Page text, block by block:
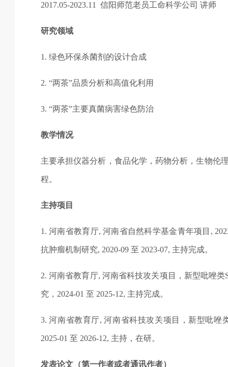
2017.05-2023.11 信阳师范老员工命科学公司 讲师
研究领域
1. 绿色环保杀菌剂的设计合成
2. “两茶”品质分析和高值化利用
3. “两茶”主要真菌病害绿色防治
教学情况
主要承担仪器分析，食品化学，药物分析，生物伦
程。
主持项目
1.河南省教育厅,河南省自然科学基金青年项目 ,
抗肿瘤机制研究, 2020-09 至 2023-07, 主持完成。
2. 河南省教育厅, 河南省科技攻关项目，新型吡唑类
究， 2024-01 至 2025-12, 主持完成。
3.河南省教育厅,河南省科技攻关项目，新型吡唑
2025-01 至 2026-12, 主持，在研。
发表论文（第一作者或者通讯作者）